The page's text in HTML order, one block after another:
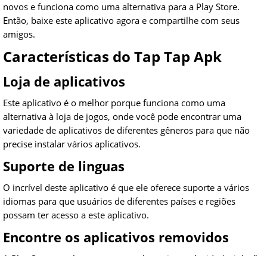
novos e funciona como uma alternativa para a Play Store.
Então, baixe este aplicativo agora e compartilhe com seus
amigos.
Características do Tap Tap Apk
Loja de aplicativos
Este aplicativo é o melhor porque funciona como uma
alternativa à loja de jogos, onde você pode encontrar uma
variedade de aplicativos de diferentes gêneros para que não
precise instalar vários aplicativos.
Suporte de linguas
O incrível deste aplicativo é que ele oferece suporte a vários
idiomas para que usuários de diferentes países e regiões
possam ter acesso a este aplicativo.
Encontre os aplicativos removidos